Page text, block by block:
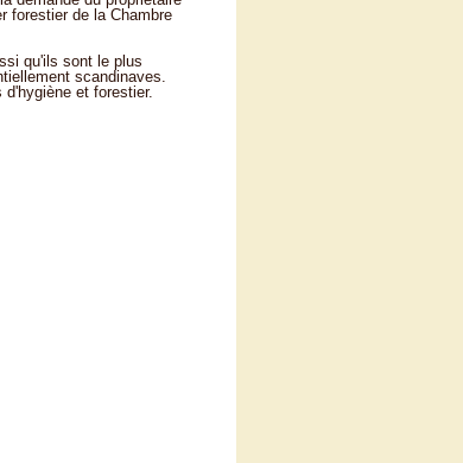
forestier de la Chambre
qu'ils sont le plus
scandinaves.
et forestier.